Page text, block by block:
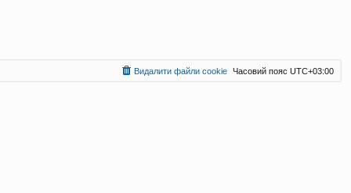
Часовий пояс UTC+03:00
Видалити файли cookie